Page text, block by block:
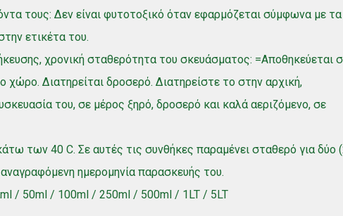
τους: Δεν είναι φυτοτοξικό όταν εφαρμόζεται σύμφωνα με τα
ετικέτα του.
χρονική σταθερότητα του σκευάσματος: =Αποθηκεύεται
χώρο. Διατηρείται δροσερό. Διατηρείστε το στην αρχική,
του, σε μέρος ξηρό, δροσερό και καλά αεριζόμενο, σε
των 40 C. Σε αυτές τις συνθήκες παραμένει σταθερό για δύο
ημερομηνία παρασκευής του.
/ 50ml / 100ml / 250ml / 500ml / 1LT / 5LT